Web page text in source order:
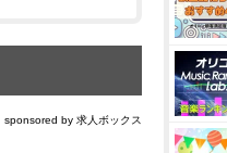
sponsored by 求人ボックス